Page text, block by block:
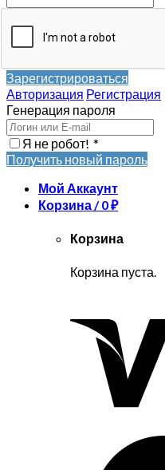
Зарегистрироваться
Авторизация Регистрация
Генерация пароля
Я не робот! *
Получить новый пароль
Мой Аккаунт
Корзина /0₽
Корзина
Корзина пуста.